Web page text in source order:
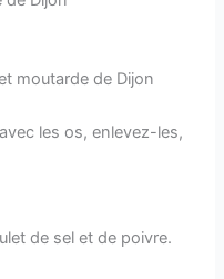
moutarde de Dijon
les os, enlevez-les,
de sel et de poivre.